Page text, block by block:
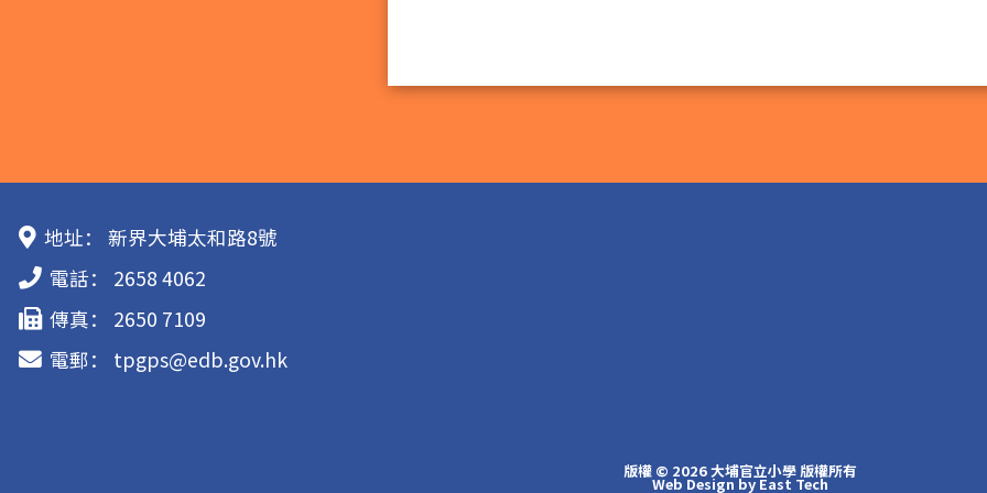
地址：
新界大埔太和路8號
電話：
2658 4062
傳真：
2650 7109
電郵：
tpgps@edb.gov.hk
版權 © 2026 大埔官立小學 版權所有
Web DesignbyEast Tech